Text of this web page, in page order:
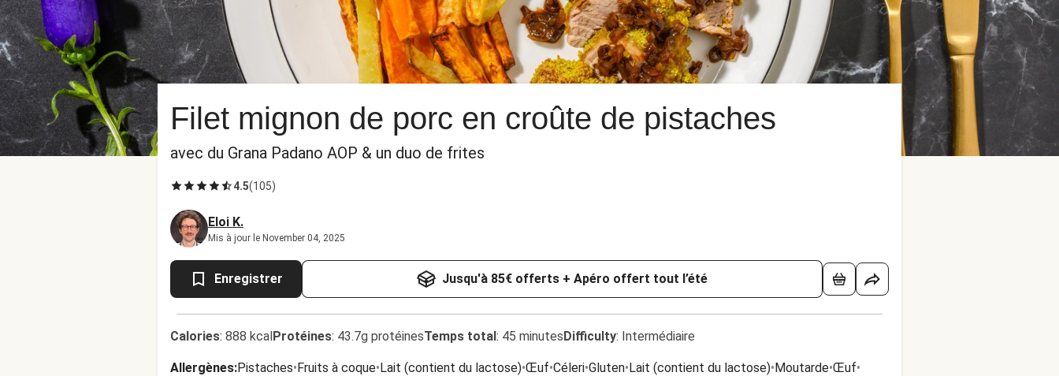
Filet mignon de porc en croûte de pistaches
avec du Grana Padano AOP & un duo de frites
4.5(105)
Eloi K.
Mis à jour le November 04, 2025
Enregistrer Jusqu'à 85€ offerts + Apéro offert tout l’été
Calories: 888 kcalProtéines: 43.7g protéinesTemps total: 45 minutesDifficulty: Intermédiaire
Allergènes:Pistaches•Fruits à coque•Lait (contient du lactose)•Œuf•Céleri•Gluten•Lait (contient du lactose)•Moutarde•Œuf•